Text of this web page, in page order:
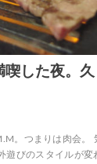
喫した夜。
。つまりは肉会。
遊びのスタイルが変